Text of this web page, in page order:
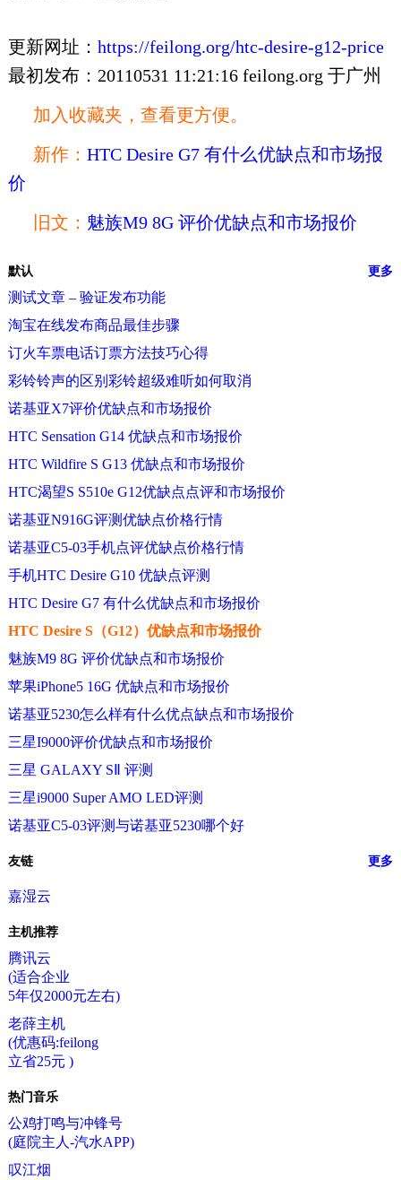
更新网址： https://feilong.org/htc-desire-g12-price
最初发布：20110531 11:21:16 feilong.org 于广州
加入收藏夹，查看更方便。
新作： HTC Desire G7 有什么优缺点和市场报
价
旧文： 魅族M9 8G 评价优缺点和市场报价
默认 更多
测试文章 – 验证发布功能
淘宝在线发布商品最佳步骤
订火车票电话订票方法技巧心得
彩铃铃声的区别彩铃超级难听如何取消
诺基亚X7评价优缺点和市场报价
HTC Sensation G14 优缺点和市场报价
HTC Wildfire S G13 优缺点和市场报价
HTC渴望S S510e G12优缺点点评和市场报价
诺基亚N916G评测优缺点价格行情
诺基亚C5-03手机点评优缺点价格行情
手机HTC Desire G10 优缺点评测
HTC Desire G7 有什么优缺点和市场报价
HTC Desire S（G12）优缺点和市场报价
魅族M9 8G 评价优缺点和市场报价
苹果iPhone5 16G 优缺点和市场报价
诺基亚5230怎么样有什么优点缺点和市场报价
三星I9000评价优缺点和市场报价
三星 GALAXY SⅡ 评测
三星i9000 Super AMO LED评测
诺基亚C5-03评测与诺基亚5230哪个好
友链 更多
嘉湿云
主机推荐
腾讯云
(适合企业
5年仅2000元左右)
老薛主机
(优惠码:feilong
立省25元 )
热门音乐
公鸡打鸣与冲锋号
(庭院主人-汽水APP)
叹江烟